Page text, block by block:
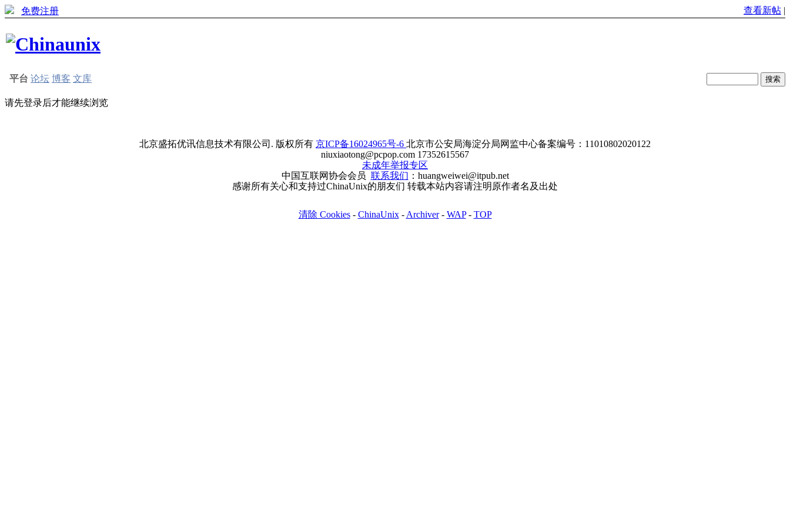
免费注册 查看新帖 |
平台 论坛 博客 文库
请先登录后才能继续浏览
北京盛拓优讯信息技术有限公司. 版权所有 京ICP备16024965号-6 北京市公安局海淀分局网监中心备案编号：11010802020122
niuxiaotong@pcpop.com 17352615567
未成年举报专区
中国互联网协会会员 联系我们 ：huangweiwei@itpub.net
感谢所有关心和支持过ChinaUnix的朋友们 转载本站内容请注明原作者名及出处
清除 Cookies- ChinaUnix- Archiver- WAP- TOP